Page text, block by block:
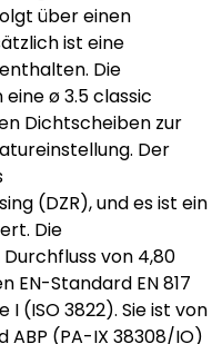
über einen
ist eine
Die
ø 3.5 classic
Dichtscheiben zur
Der
(DZR), und es ist ein
Die
von 4,80
EN-Standard EN 817
(ISO 3822). Sie ist von
ABP (PA-IX 38308/IO)